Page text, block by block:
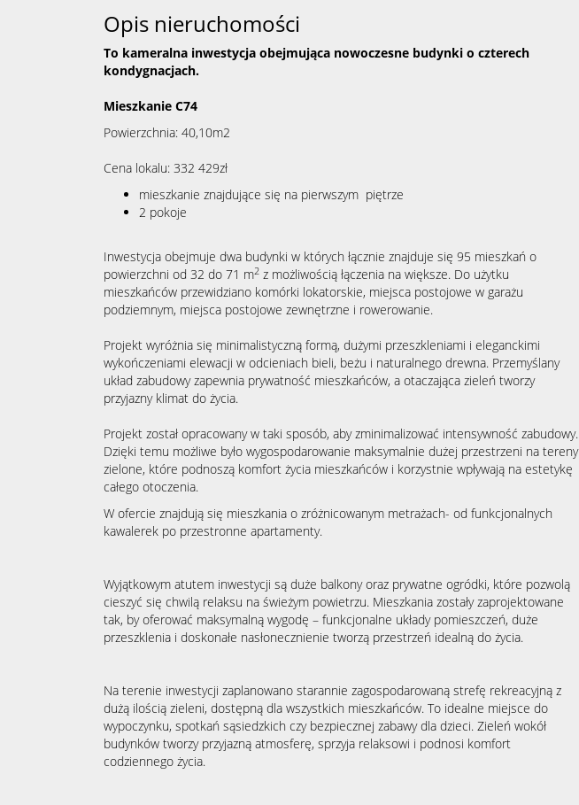
Opis nieruchomości
To kameralna inwestycja obejmująca nowoczesne budynki o czterech
kondygnacjach.
Mieszkanie C74
Powierzchnia: 40,10m2
Cena lokalu: 332 429zł
mieszkanie znajdujące się na pierwszym piętrze
2 pokoje
Inwestycja obejmuje dwa budynki w których łącznie znajduje się 95 mieszkań o
powierzchni od 32 do 71 m2 z możliwością łączenia na większe. Do użytku
mieszkańców przewidziano komórki lokatorskie, miejsca postojowe w garażu
podziemnym, miejsca postojowe zewnętrzne i rowerowanie.
Projekt wyróżnia się minimalistyczną formą, dużymi przeszkleniami i eleganckimi
wykończeniami elewacji w odcieniach bieli, beżu i naturalnego drewna. Przemyślany
układ zabudowy zapewnia prywatność mieszkańców, a otaczająca zieleń tworzy
przyjazny klimat do życia.
Projekt został opracowany w taki sposób, aby zminimalizować intensywność zabudowy.
Dzięki temu możliwe było wygospodarowanie maksymalnie dużej przestrzeni na tereny
zielone, które podnoszą komfort życia mieszkańców i korzystnie wpływają na estetykę
całego otoczenia.
W ofercie znajdują się mieszkania o zróżnicowanym metrażach- od funkcjonalnych
kawalerek po przestronne apartamenty.
Wyjątkowym atutem inwestycji są duże balkony oraz prywatne ogródki, które pozwolą
cieszyć się chwilą relaksu na świeżym powietrzu. Mieszkania zostały zaprojektowane
tak, by oferować maksymalną wygodę – funkcjonalne układy pomieszczeń, duże
przeszklenia i doskonałe nasłonecznienie tworzą przestrzeń idealną do życia.
Na terenie inwestycji zaplanowano starannie zagospodarowaną strefę rekreacyjną z
dużą ilością zieleni, dostępną dla wszystkich mieszkańców. To idealne miejsce do
wypoczynku, spotkań sąsiedzkich czy bezpiecznej zabawy dla dzieci. Zieleń wokół
budynków tworzy przyjazną atmosferę, sprzyja relaksowi i podnosi komfort
codziennego życia.